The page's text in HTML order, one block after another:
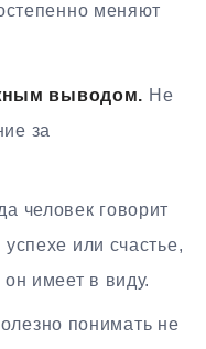
меняют
выводом. Не
за
человек говорит
или счастье,
имеет в виду.
понимать не